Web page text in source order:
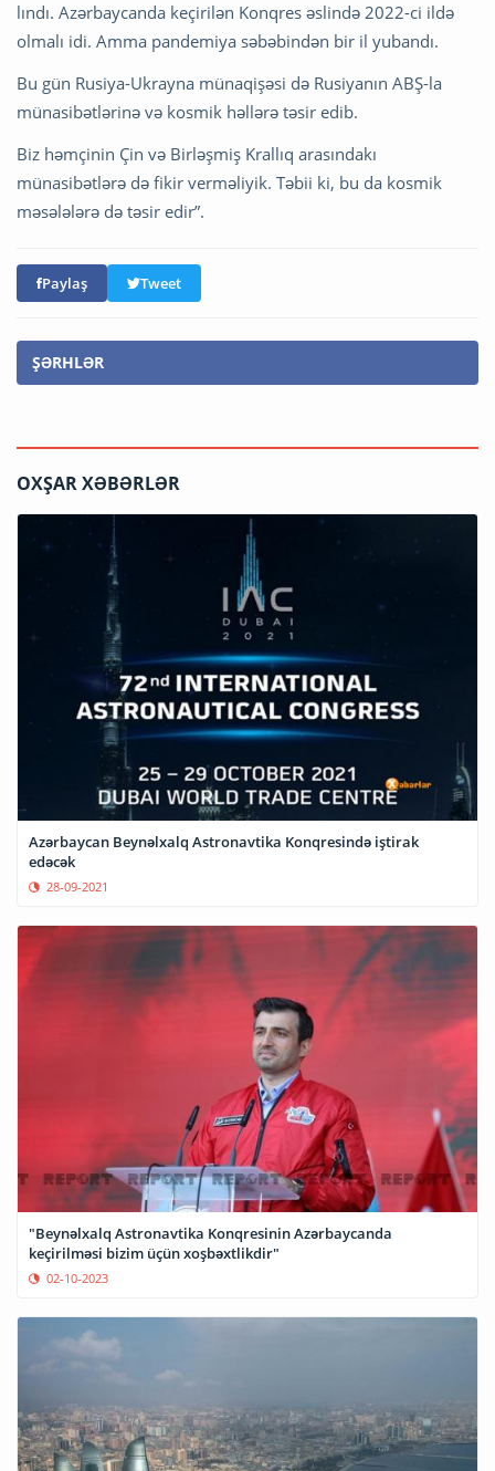
lındı. Azərbaycanda keçirilən Konqres əslində 2022-ci ildə
olmalı idi. Amma pandemiya səbəbindən bir il yubandı.
Bu gün Rusiya-Ukrayna münaqişəsi də Rusiyanın ABŞ-la
münasibətlərinə və kosmik həllərə təsir edib.
Biz həmçinin Çin və Birləşmiş Krallıq arasındakı
münasibətlərə də fikir verməliyik. Təbii ki, bu da kosmik
məsələlərə də təsir edir”.
Paylaş Tweet
ŞƏRHLƏR
OXŞAR XƏBƏRLƏR
Azərbaycan Beynəlxalq Astronavtika Konqresində iştirak
edəcək
28-09-2021
"Beynəlxalq Astronavtika Konqresinin Azərbaycanda
keçirilməsi bizim üçün xoşbəxtlikdir"
02-10-2023